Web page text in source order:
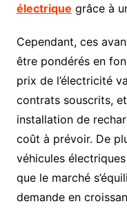
électrique grâce à
Cependant, ces
être pondérés en
prix de l’électricité
contrats souscrits,
installation de
coût à prévoir. De
véhicules
que le marché
demande en